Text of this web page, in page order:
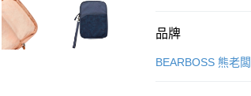
付款方式
信用卡一次付款
品牌
BEARBOSS 熊老闆